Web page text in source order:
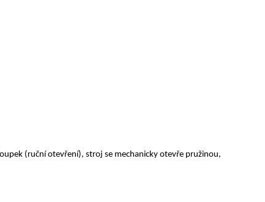
(ruční otevření), stroj se mechanicky otevře pružinou,